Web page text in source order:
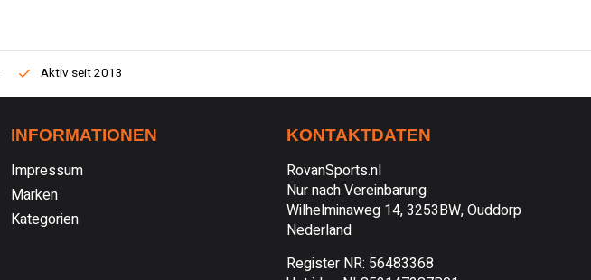
Aktiv seit 2013
INFORMATIONEN
Impressum
Marken
Kategorien
KONTAKTDATEN
RovanSports.nl
Nur nach Vereinbarung
Wilhelminaweg 14, 3253BW, Ouddorp
Nederland
Register NR: 56483368